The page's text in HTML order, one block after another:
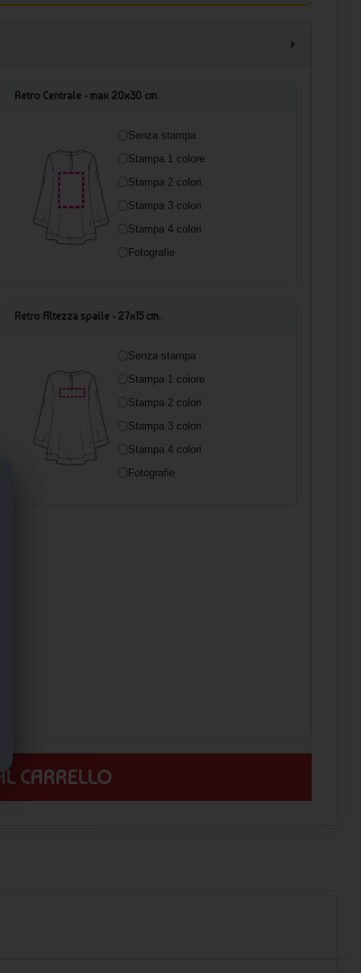
Retro Centrale - max 20x30 cm.
Senza stampa
Stampa 1 colore
Stampa 2 colori
Stampa 3 colori
Stampa 4 colori
Fotografie
Retro Altezza spalle - 27x15 cm.
Senza stampa
Stampa 1 colore
Stampa 2 colori
Stampa 3 colori
Stampa 4 colori
Fotografie
CARRELLO